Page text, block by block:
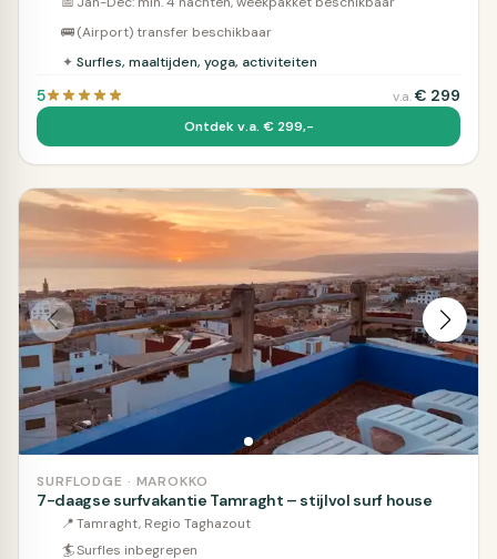
🚌(Airport) transfer beschikbaar
✦ Surfles, maaltijden, yoga, activiteiten
5 v.a.€ 299
Ontdek v.a. € 299,-
SURFLODGE · MAROKKO
7-daagse surfvakantie Tamraght – stijlvol surf house
📍Tamraght, Regio Taghazout
🏄Surfles inbegrepen